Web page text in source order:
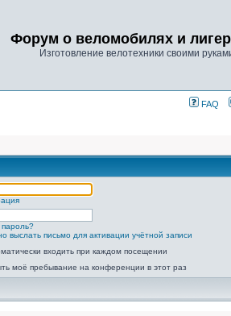
Форум о веломобилях и
Изготовление велотехники своими
FAQ
выслать письмо для активации учётной записи
входить при каждом посещении
моё пребывание на конференции в этот раз